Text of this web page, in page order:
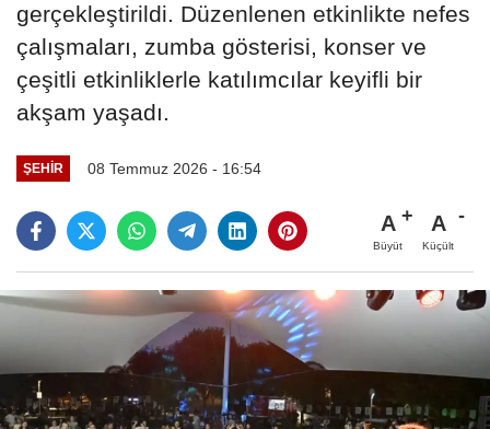
gerçekleştirildi. Düzenlenen etkinlikte nefes
çalışmaları, zumba gösterisi, konser ve
çeşitli etkinliklerle katılımcılar keyifli bir
akşam yaşadı.
ŞEHIR 08 Temmuz 2026 - 16:54
A
Büyüt
A
Küçült